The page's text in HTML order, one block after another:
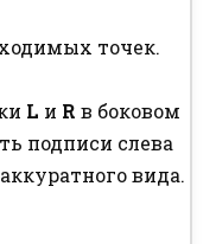
точек.
L и R в боковом
подписи слева
вида.